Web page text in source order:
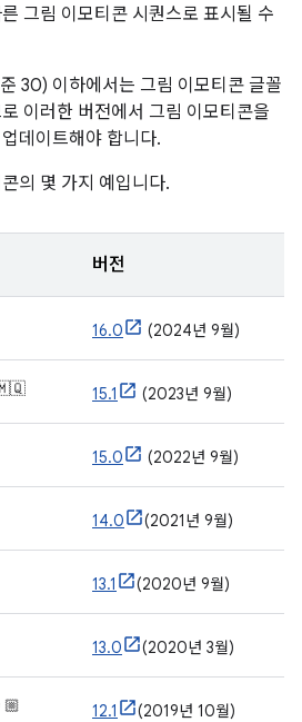
그림 이모티콘 시퀀스로 표시될 수
30) 이하에서는 그림 이모티콘 글꼴
이러한 버전에서 그림 이모티콘을
데이트해야 합니다.
의 몇 가지 예입니다.
버전
16.0 (2024년 9월)
🇲🇶 15.1 (2023년 9월)
15.0 (2022년 9월)
14.0 (2021년 9월)
13.1 (2020년 9월)
13.0 (2020년 3월)
12.1 (2019년 10월)